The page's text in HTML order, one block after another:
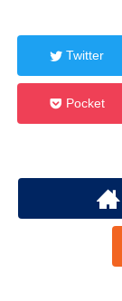
Twitter
Pocket